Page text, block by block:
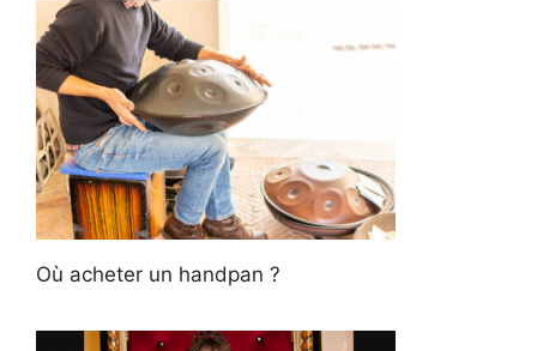
Où acheter un handpan ?